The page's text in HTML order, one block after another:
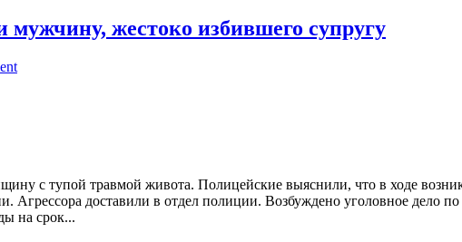
мужчину, жестоко избившего супругу
с тупой травмой живота. Полицейские выяснили, что в ходе
доставили в отдел полиции. Возбуждено уголовное дело
на срок...